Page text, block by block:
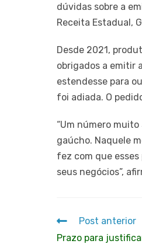
dúvidas sobre a
Receita Estadual,
Desde 2021,
obrigados a emitir
estendesse para
foi adiada. O
“Um número
gaúcho. Naquele
fez com que
seus negócios”,
Post anterior
Prazo para